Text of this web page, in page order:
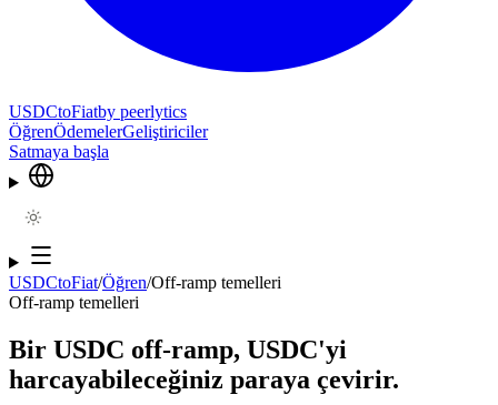
USDCtoFiatby peerlytics
ÖğrenÖdemelerGeliştiriciler
Satmaya başla
USDCtoFiat/Öğren/Off-ramp temelleri
Off-ramp temelleri
Bir USDC off-ramp, USDC'yi
harcayabileceğiniz paraya çevirir.